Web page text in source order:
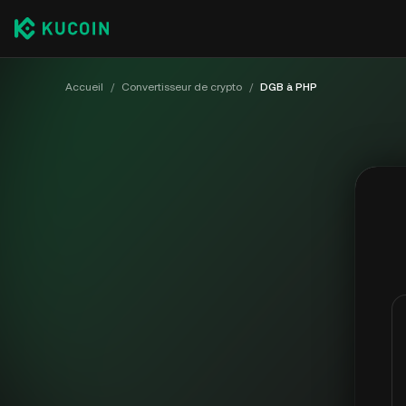
Accueil / Convertisseur de crypto / DGB à PHP